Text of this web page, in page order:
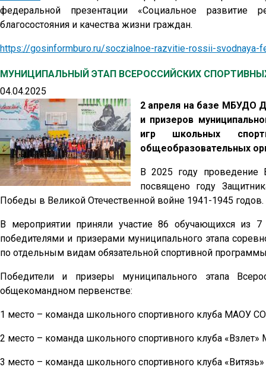
федеральной презентации «Социальное
благосостояния и качества жизни граждан.
https://gosinformburo.ru/soczialnoe-razvitie-rossii-svodnaya-
МУНИЦИПАЛЬНЫЙ ЭТАП ВСЕРОССИЙСКИХ
04.04.2025
2 апреля на базе МБУДО
и призеров
игр школьных
общеобразовательных
В 2025 году проведение
посвящено году
Победы в Великой Отечественной войне 1941-1945 годов.
В мероприятии приняли участие 86 обучающихся из 7
победителями и призерами муниципального этапа
по отдельным видам обязательной спортивной
Победители и призеры муниципального этапа
общекомандном первенстве:
1 место – команда школьного спортивного клуба МАОУ
2 место – команда школьного спортивного клуба
3 место – команда школьного спортивного клуба